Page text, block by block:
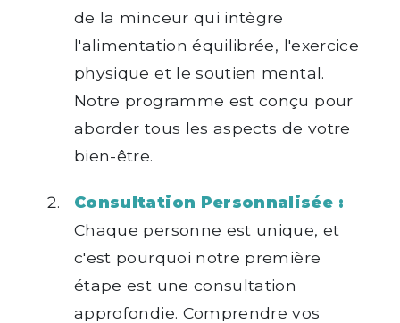
de la minceur qui intègre
l'alimentation équilibrée, l'exercice
physique et le soutien mental.
Notre programme est conçu pour
aborder tous les aspects de votre
bien-être.
Consultation Personnalisée :
Chaque personne est unique, et
c'est pourquoi notre première
étape est une consultation
approfondie. Comprendre vos